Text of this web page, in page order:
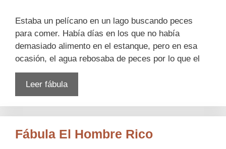
Estaba un pelícano en un lago buscando peces
para comer. Había días en los que no había
demasiado alimento en el estanque, pero en esa
ocasión, el agua rebosaba de peces por lo que el
Leer fábula
Fábula El Hombre Rico